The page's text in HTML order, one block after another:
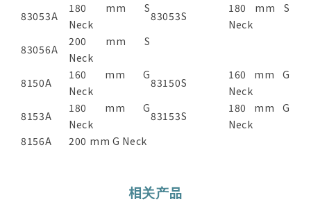
83053A
180 mm S
Neck
83053S
180 mm S
Neck
83056A
200 mm S
Neck
8150A
160 mm G
Neck
83150S
160 mm G
Neck
8153A
180 mm G
Neck
83153S
180 mm G
Neck
8156A
200 mm G Neck
相关产品